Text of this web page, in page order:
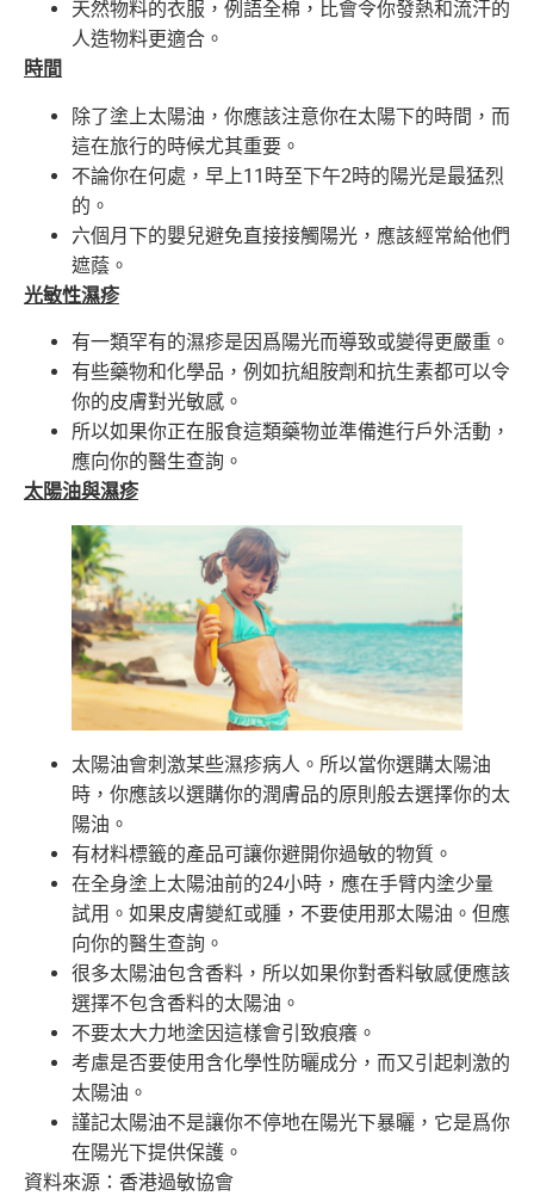
天然物料的衣服，例語全棉，比會令你發熱和流汗的
人造物料更適合。
時間
除了塗上太陽油，你應該注意你在太陽下的時間，而
這在旅行的時候尤其重要。
不論你在何處，早上11時至下午2時的陽光是最猛烈
的。
六個月下的嬰兒避免直接接觸陽光，應該經常給他們
遮蔭。
光敏性濕疹
有一類罕有的濕疹是因爲陽光而導致或變得更嚴重。
有些藥物和化學品，例如抗組胺劑和抗生素都可以令
你的皮膚對光敏感。
所以如果你正在服食這類藥物並準備進行戶外活動，
應向你的醫生查詢。
太陽油與濕疹
太陽油會刺激某些濕疹病人。所以當你選購太陽油
時，你應該以選購你的潤膚品的原則般去選擇你的太
陽油。
有材料標籤的產品可讓你避開你過敏的物質。
在全身塗上太陽油前的24小時，應在手臂内塗少量
試用。如果皮膚變紅或腫，不要使用那太陽油。但應
向你的醫生查詢。
很多太陽油包含香料，所以如果你對香料敏感便應該
選擇不包含香料的太陽油。
不要太大力地塗因這樣會引致痕癢。
考慮是否要使用含化學性防曬成分，而又引起刺激的
太陽油。
謹記太陽油不是讓你不停地在陽光下暴曬，它是爲你
在陽光下提供保護。
資料來源：香港過敏協會